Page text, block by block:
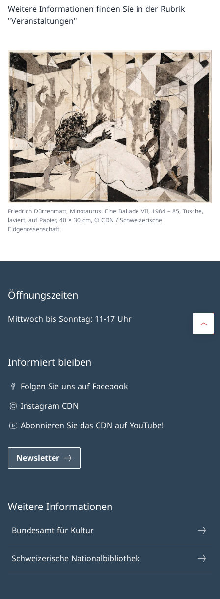
Weitere Informationen finden Sie in der Rubrik
"Veranstaltungen"
Friedrich Dürrenmatt, Minotaurus. Eine Ballade VII, 1984 – 85, Tusche,
laviert, auf Papier, 40 × 30 cm, © CDN / Schweizerische
Eidgenossenschaft
Öffnungszeiten
Mittwoch bis Sonntag: 11-17 Uhr
Informiert bleiben
Folgen Sie uns auf Facebook
Instagram CDN
Abonnieren Sie das CDN auf YouTube!
Newsletter
Weitere Informationen
Bundesamt für Kultur
Schweizerische Nationalbibliothek